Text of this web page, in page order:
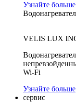
Узнайте больше
VELIS LUX
Wi-Fi
Узнайте больше
сервис